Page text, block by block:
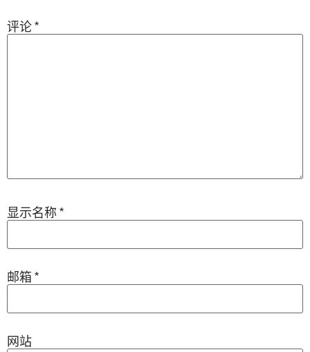
评论*
显示名称*
邮箱*
网站